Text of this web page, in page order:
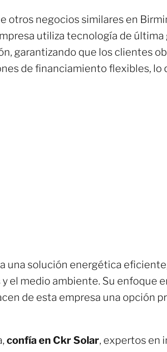
otros negocios similares en
utiliza tecnología de
garantizando que los clientes
de financiamiento flexibles, lo
una solución energética
el medio ambiente. Su enfoque
de esta empresa una opción
confía en Ckr Solar, expertos en